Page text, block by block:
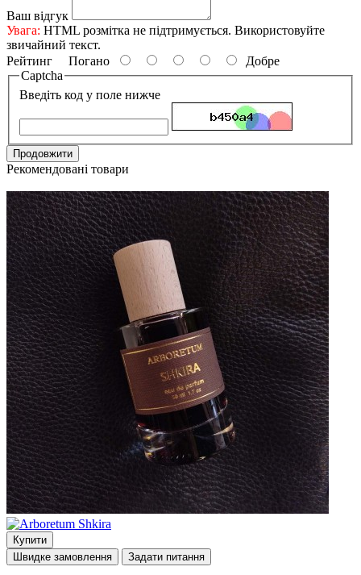
Ваш відгук
Увага: HTML розмітка не підтримується. Використовуйте
звичайний текст.
Рейтинг Погано
Добре
Captcha
Введіть код у поле нижче
Продовжити
Рекомендовані товари
Купити
Швидке замовлення
Задати питання